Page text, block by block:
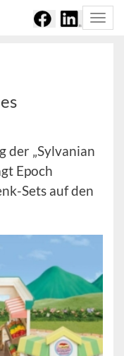
der „Sylvanian
Epoch
Sets auf den